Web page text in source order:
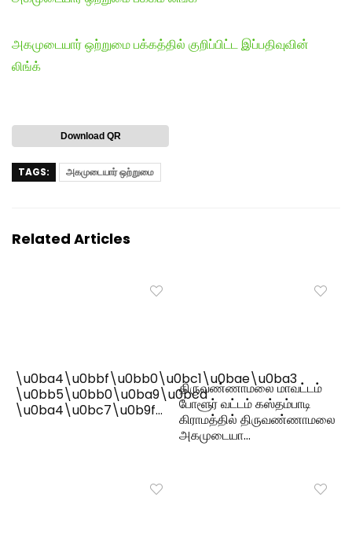
அகமுடையார் ஒற்றுமை பக்கத்தில் குறிப்பிட்ட இப்பதிவுவின்
லிங்க்
Download QR
TAGS: அகமுடையார் ஒற்றுமை
Related Articles
\u0ba4\u0bbf\u0bb0\u0bc1\u0bae\u0ba3
\u0bb5\u0bb0\u0ba9\u0bcd
\u0ba4\u0bc7\u0b9f…
திருவண்ணாமலை மாவட்டம்
போளூர் வட்டம் கஸ்தம்பாடி
கிராமத்தில் திருவண்ணாமலை
அகமுடையா…